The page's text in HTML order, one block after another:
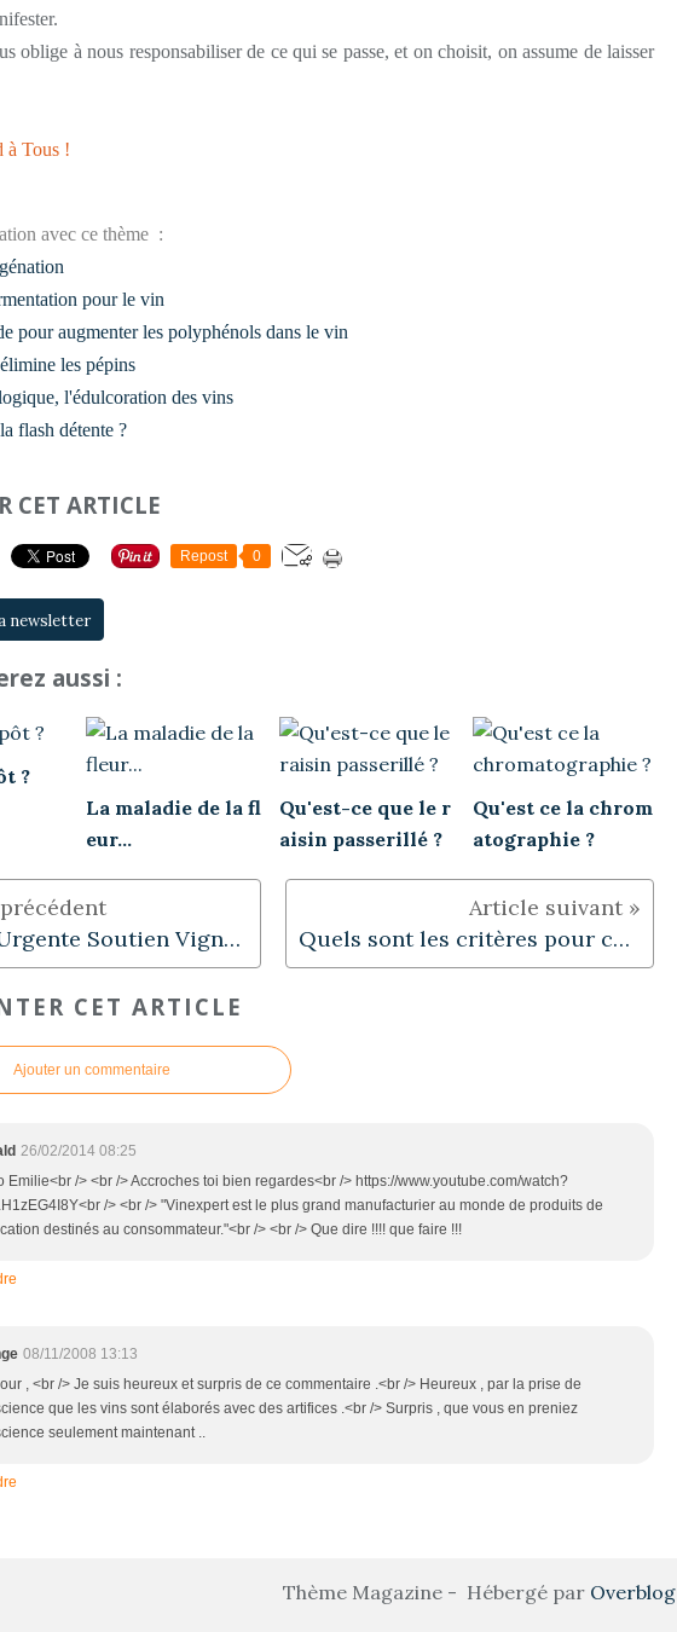
oblige à nous responsabiliser de ce qui se passe, et on choisit, on assume de laisser
à Tous !
avec ce thème :
pour le vin
pour augmenter les polyphénols dans le vin
les pépins
l'édulcoration des vins
flash détente ?
CET ARTICLE
Repost 0
newsletter
aussi :
?
La maladie de la fl
eur...
Qu'est-ce que le r
aisin passerillé ?
Qu'est ce la chrom
atographie ?
Pétition Urgente Soutien Vigneron ! Quels sont les critères pour choisir un vin ?
CET ARTICLE
Ajouter un commentaire
26/02/2014 08:25
Emilie<br /> <br /> Accroches toi bien regardes<br /> https://www.youtube.com/watch?
/> <br /> "Vinexpert est le plus grand manufacturier au monde de produits de
destinés au consommateur."<br /> <br /> Que dire !!!! que faire !!!
08/11/2008 13:13
, <br /> Je suis heureux et surpris de ce commentaire .<br /> Heureux , par la prise de
que les vins sont élaborés avec des artifices .<br /> Surpris , que vous en preniez
seulement maintenant ..
Thème Magazine - Hébergé par Overblog